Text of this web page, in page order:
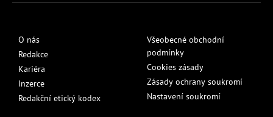
O nás
Redakce
Kariéra
Inzerce
Redakční etický kodex
Všeobecné obchodní
podmínky
Cookies zásady
Zásady ochrany soukromí
Nastavení soukromí